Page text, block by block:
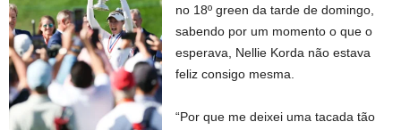
no 18º green da tarde de domingo,
sabendo por um momento o que o
esperava, Nellie Korda não estava
feliz consigo mesma.
“Por que me deixei uma tacada tão